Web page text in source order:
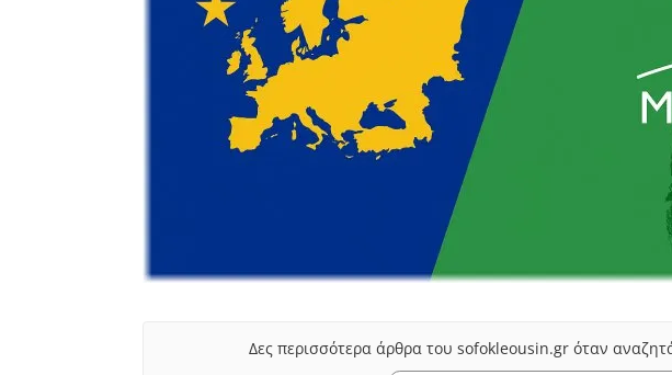
Δες περισσότερα άρθρα του sofokleousin.gr όταν